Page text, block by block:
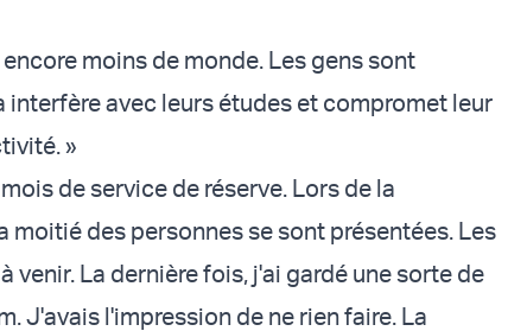
moins de monde. Les gens sont
interfère avec leurs études et compromet leur
»
de service de réserve. Lors de la
moitié des personnes se sont présentées. Les
venir. La dernière fois, j'ai gardé une sorte de
J'avais l'impression de ne rien faire. La